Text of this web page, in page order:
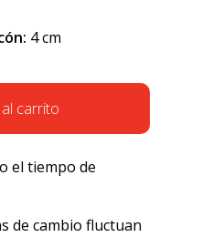
4 cm
carrito
el tiempo de
de cambio fluctuan